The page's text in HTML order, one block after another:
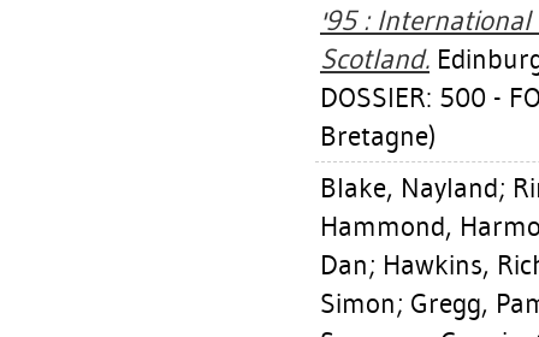
'95 :
Scotland.
DOSSIER: 500 -
Bretagne)
Blake, Nayland;
Hammond,
Dan; Hawkins,
Simon; Gregg,